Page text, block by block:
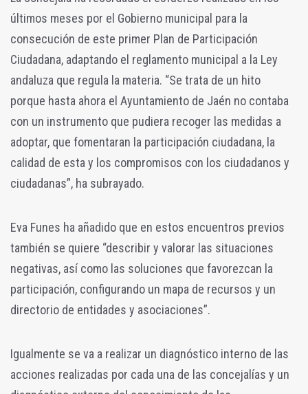
últimos meses por el Gobierno municipal para la
consecución de este primer Plan de Participación
Ciudadana, adaptando el reglamento municipal a la Ley
andaluza que regula la materia. “Se trata de un hito
porque hasta ahora el Ayuntamiento de Jaén no contaba
con un instrumento que pudiera recoger las medidas a
adoptar, que fomentaran la participación ciudadana, la
calidad de esta y los compromisos con los ciudadanos y
ciudadanas”, ha subrayado.
Eva Funes ha añadido que en estos encuentros previos
también se quiere “describir y valorar las situaciones
negativas, así como las soluciones que favorezcan la
participación, configurando un mapa de recursos y un
directorio de entidades y asociaciones”.
Igualmente se va a realizar un diagnóstico interno de las
acciones realizadas por cada una de las concejalías y un